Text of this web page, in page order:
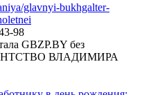
glavnyi-bukhgalter-
98
GBZP.BY без
ВЛАДИМИРА